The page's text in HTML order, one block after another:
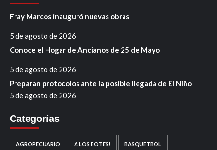
Fray Marcos inauguró nuevas obras
5 de agosto de 2026
Conoce el Hogar de Ancianos de 25 de Mayo
5 de agosto de 2026
Preparan protocolos ante la posible llegada de El Niño
5 de agosto de 2026
Categorías
AGROPECUARIO A LOS BOTES! BASQUETBOL